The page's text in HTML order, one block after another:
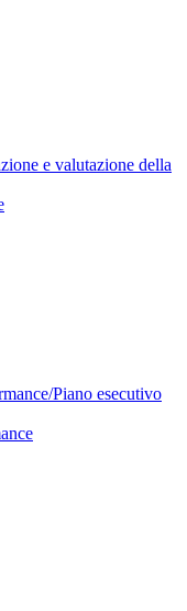
e valutazione della
Piano esecutivo